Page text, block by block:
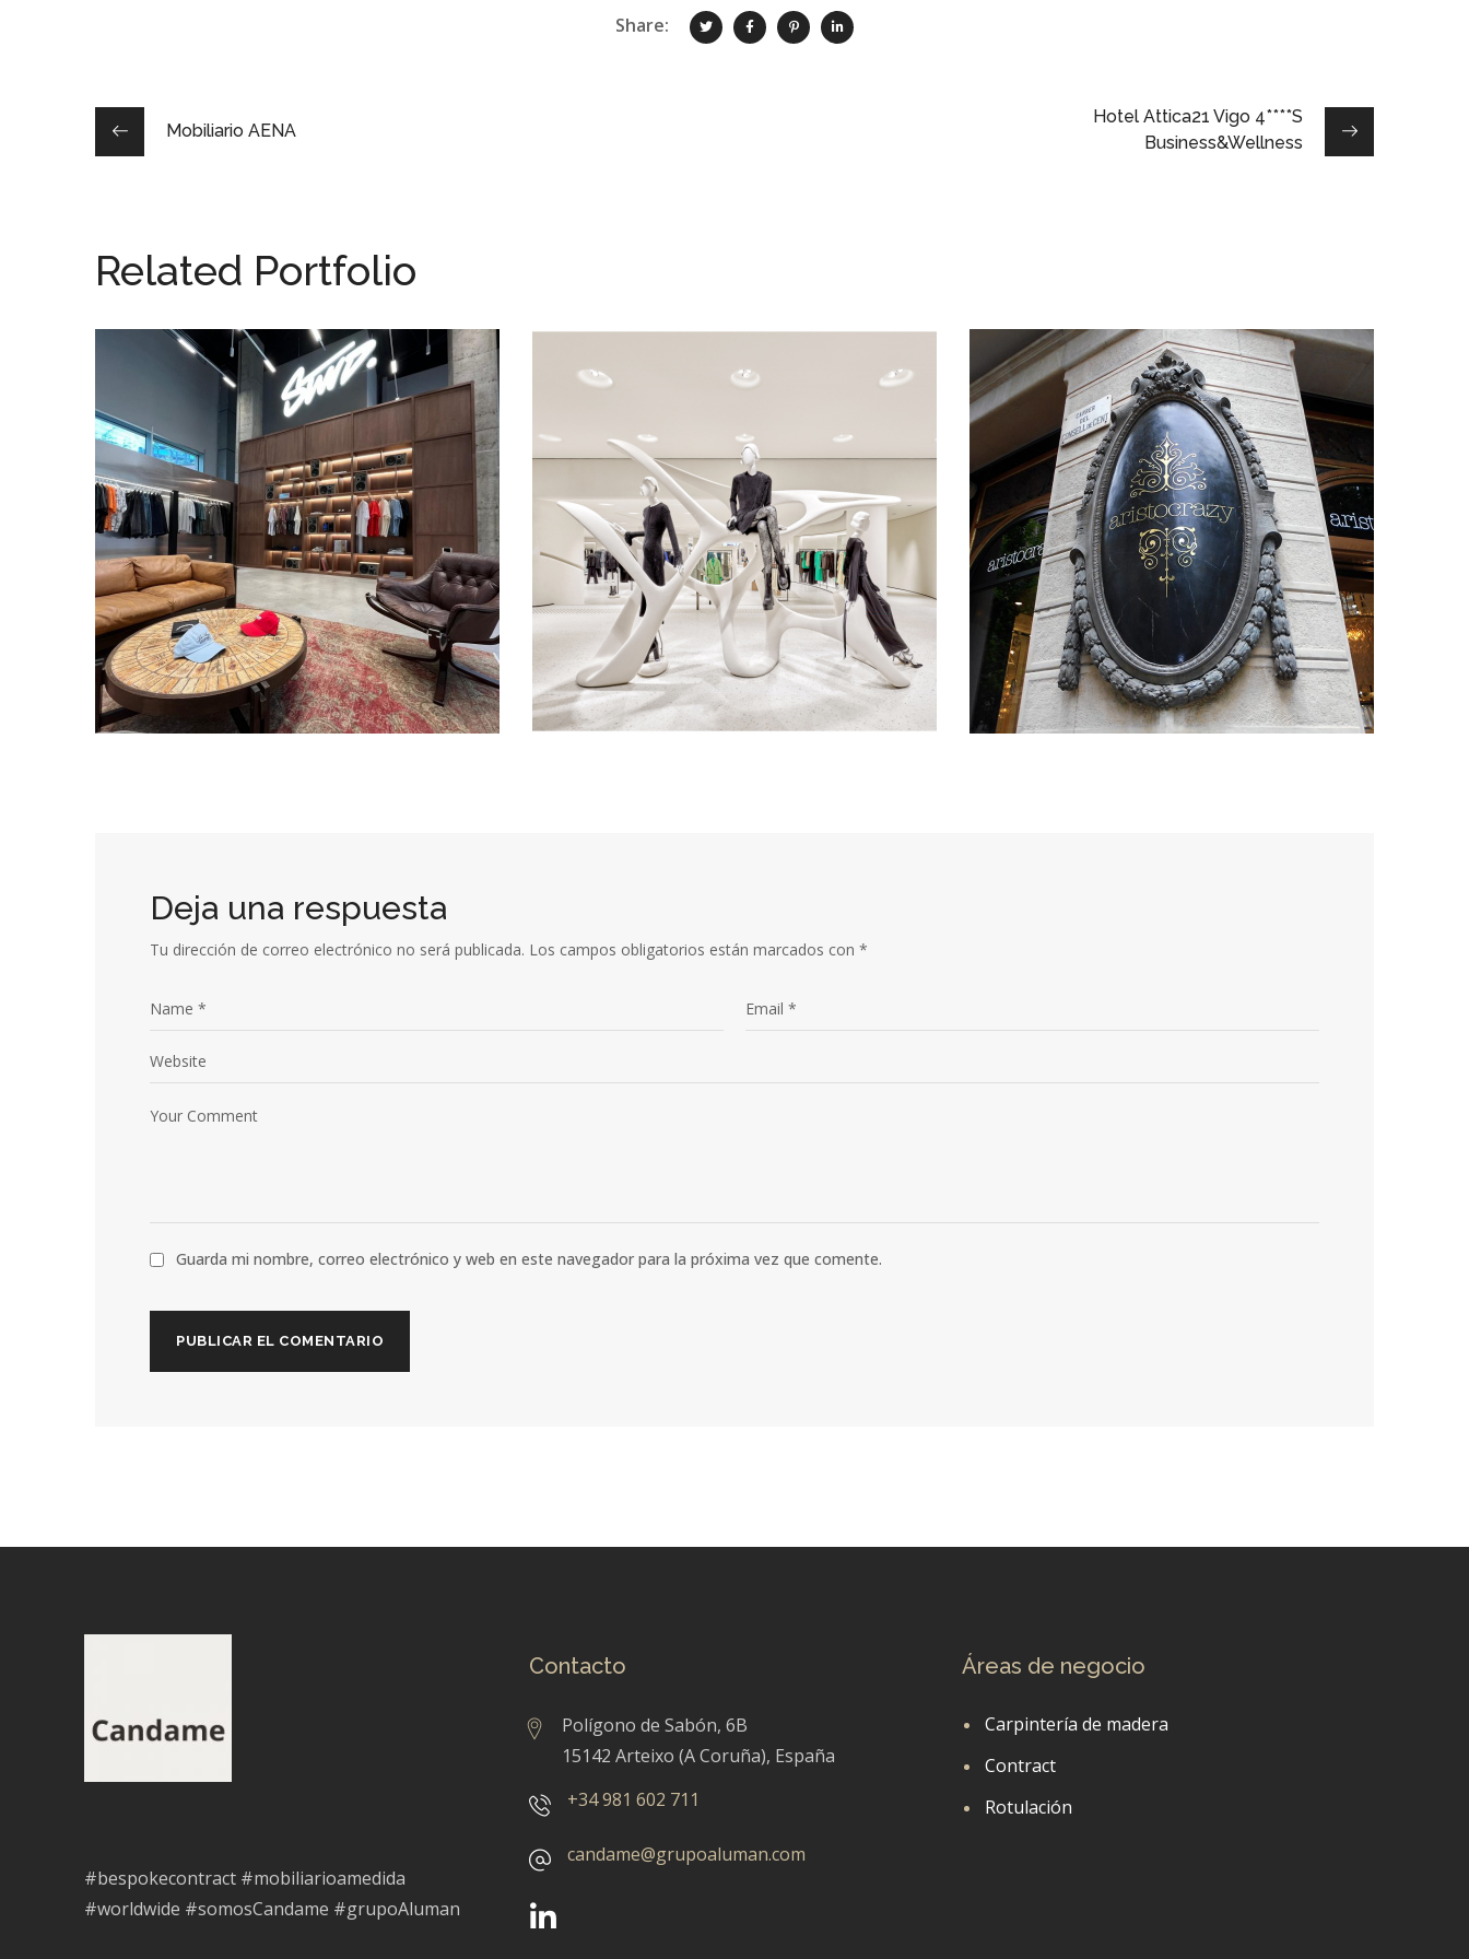
Share:
Mobiliario AENA
Hotel Attica21 Vigo 4****S
Business&Wellness
Related Portfolio
Pop-up store STWD en
RETAIL
Esculturas retail Aristocrazy
Deja una respuesta
Tu dirección de correo electrónico no será publicada. Los campos obligatorios están marcados con *
Guarda mi nombre, correo electrónico y web en este navegador para la próxima vez que comente.
#bespokecontract #mobiliarioamedida
#worldwide #somosCandame #grupoAluman
Contacto
Polígono de Sabón, 6B
15142 Arteixo (A Coruña), España
+34 981 602 711
candame@grupoaluman.com
Áreas de negocio
Carpintería de madera
Contract
Rotulación